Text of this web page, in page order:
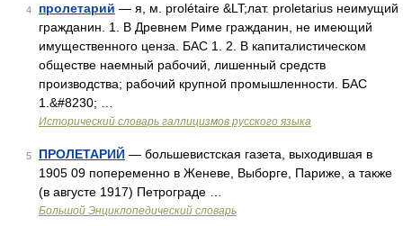
4 пролетарий — я, м. prolétaire &LT;лат. proletarius неимущий
гражданин. 1. В Древнем Риме гражданин, не имеющий
имущественного ценза. БАС 1. 2. В капиталистическом
обществе наемный рабочий, лишенный средств
производства; рабочий крупной промышленности. БАС
1.&#8230; …
Исторический словарь галлицизмов русского языка
5 ПРОЛЕТАРИЙ — большевистская газета, выходившая в
1905 09 попеременно в Женеве, Выборге, Париже, а также
(в августе 1917) Петрограде …
Большой Энциклопедический словарь